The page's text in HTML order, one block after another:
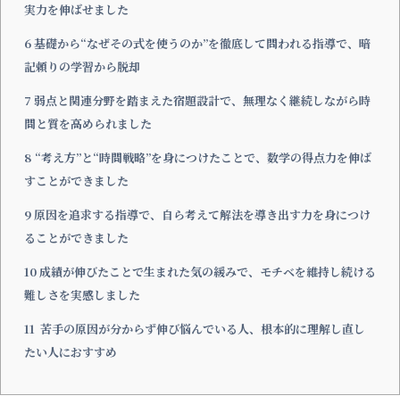
実力を伸ばせました
6基礎から“なぜその式を使うのか”を徹底して問われる指導で、暗
記頼りの学習から脱却
7 弱点と関連分野を踏まえた宿題設計で、無理なく継続しながら時
間と質を高められました
8 “考え方”と“時間戦略”を身につけたことで、数学の得点力を伸ば
すことができました
9原因を追求する指導で、自ら考えて解法を導き出す力を身につけ
ることができました
10成績が伸びたことで生まれた気の緩みで、モチベを維持し続ける
難しさを実感しました
11 苦手の原因が分からず伸び悩んでいる人、根本的に理解し直し
たい人におすすめ